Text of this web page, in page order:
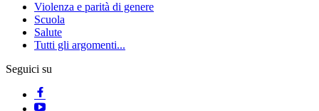
Violenza e parità di genere
Scuola
Salute
Tutti gli argomenti...
Seguici su